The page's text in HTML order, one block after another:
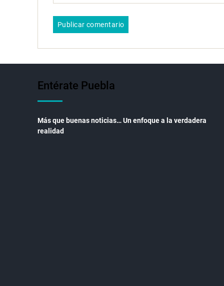
Entérate Puebla
Más que buenas noticias… Un enfoque a la verdadera
realidad